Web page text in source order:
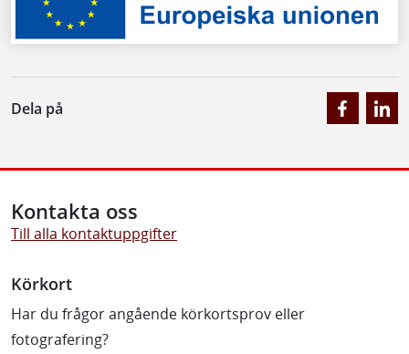
Dela på
Kontakta oss
Till alla kontaktuppgifter
Körkort
Har du frågor angående körkortsprov eller
fotografering?